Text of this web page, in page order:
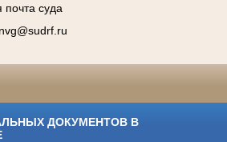
почта суда
ДОКУМЕНТОВ В